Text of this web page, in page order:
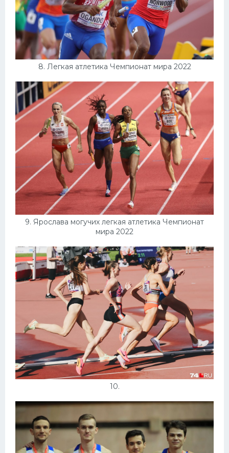
8. Легкая атлетика Чемпионат мира 2022
9. Ярослава могучих легкая атлетика Чемпионат
мира 2022
10.